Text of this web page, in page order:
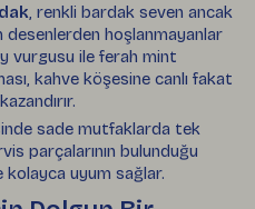
, renkli bardak seven ancak
hoşlanmayanlar
vurgusu ile ferah mint
kahve köşesine canlı fakat
sade mutfaklarda tek
parçalarının bulunduğu
uyum sağlar.